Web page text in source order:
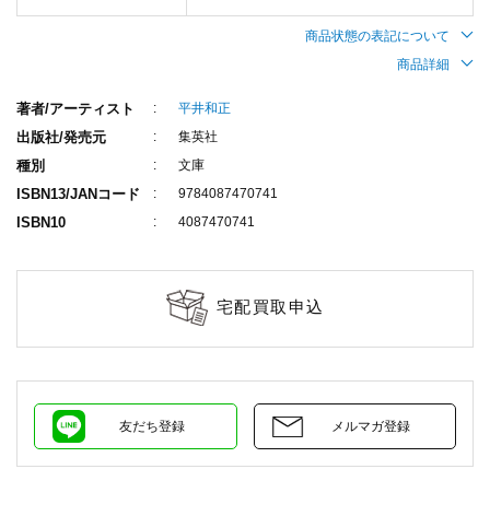
商品状態の表記について
商品詳細
著者/アーティスト 平井和正
出版社/発売元 集英社
種別 文庫
ISBN13/JANコード 9784087470741
ISBN10 4087470741
宅配買取申込
友だち登録 メルマガ登録